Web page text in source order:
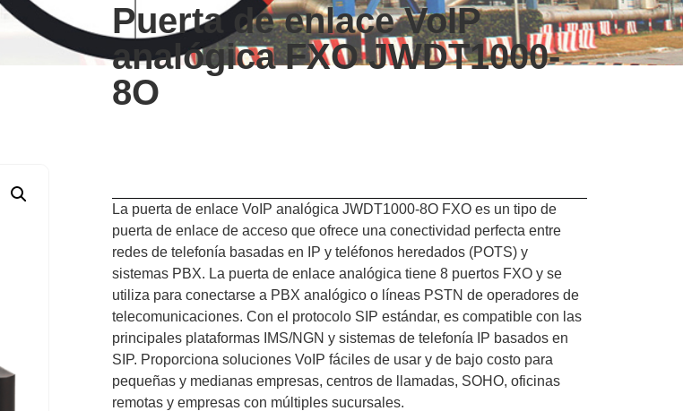
Puerta de enlace VoIP
analógica FXO JWDT1000-
8O
La puerta de enlace VoIP analógica JWDT1000-8O FXO es un tipo de
puerta de enlace de acceso que ofrece una conectividad perfecta entre
redes de telefonía basadas en IP y teléfonos heredados (POTS) y
sistemas PBX. La puerta de enlace analógica tiene 8 puertos FXO y se
utiliza para conectarse a PBX analógico o líneas PSTN de operadores de
telecomunicaciones. Con el protocolo SIP estándar, es compatible con las
principales plataformas IMS/NGN y sistemas de telefonía IP basados ​​en
SIP. Proporciona soluciones VoIP fáciles de usar y de bajo costo para
pequeñas y medianas empresas, centros de llamadas, SOHO, oficinas
remotas y empresas con múltiples sucursales.